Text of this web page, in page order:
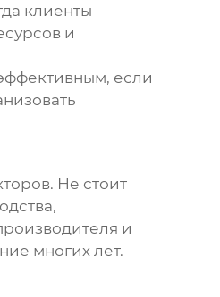
клиенты
и
если
Не стоит
и
многих лет.